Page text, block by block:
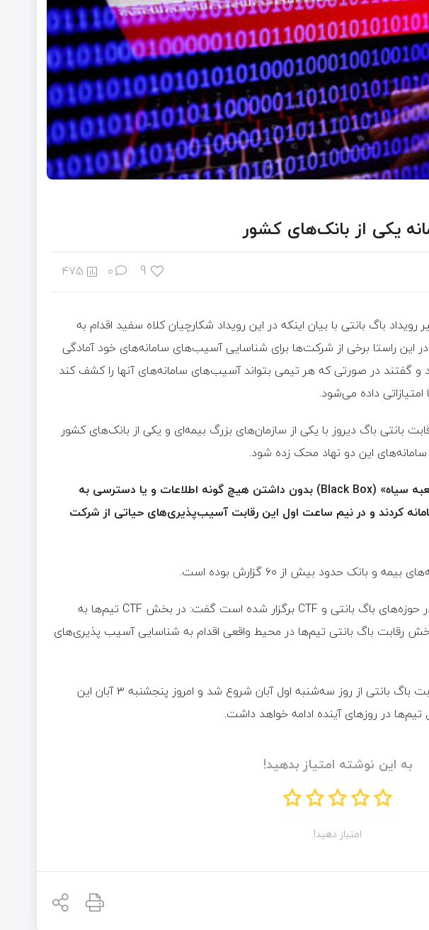
یکی از بانک‌های کشور
9
0
475
باگ بانتی با بیان اینکه در این رویداد شکارچیان کلاه سفید اقدام به
راستا برخی از شرکت‌ها برای شناسایی آسیب‌های سامانه‌های خود آمادگی
و گفتند در صورتی که هر تیمی بتواند آسیب‌های سامانه‌های آنها را کشف کند
داده می‌شود.
بانتی باگ دیروز با یکی از سازمان‌های بزرگ بیمه‌ای و یکی از بانک‌های کشور
این دو نهاد محک زده شود.
تیم‌ها به صورت «جعبه سیاه» (Black Box) بدون داشتن هیچ گونه اطلاعات و یا دسترسی به
کردند و در نیم ساعت اول این رقابت آسیب‌پذیری‌های حیاتی از شرکت
حدود بیش از ۶۰ گزارش بوده است.
کریمان با بیان اینکه در این لیگ رقابت‌ها در حوزه‌های باگ بانتی و CTF برگزار شده است گفت: در بخش CTF تیم‌ها به
رقابت باگ بانتی تیم‌ها در محیط واقعی اقدام به شناسایی آسیب پذیری‌های
دبیر اجرایی رویداد باگ بانتی تاکید کرد: رقابت باگ بانتی از روز سه‌شنبه اول آبان شروع شد و امروز پنجشنبه ۳ آبان این
در روزهای آینده ادامه خواهد داشت.
به این نوشته امتیاز بدهید!
امتیاز دهید!